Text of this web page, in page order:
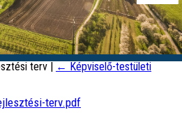
terv | ← Képviselő-testületi
terv.pdf